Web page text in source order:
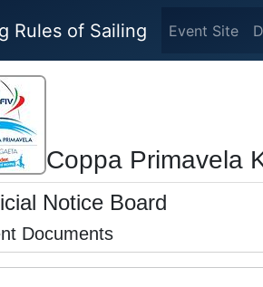
Rules of Sailing Event Site
Coppa Primavela
Notice Board
Documents